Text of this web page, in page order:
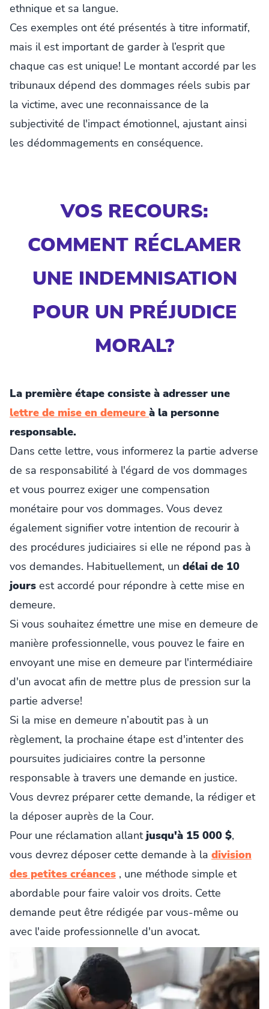
ethnique et sa langue.
Ces exemples ont été présentés à titre informatif,
mais il est important de garder à l’esprit que
chaque cas est unique! Le montant accordé par les
tribunaux dépend des dommages réels subis par
la victime, avec une reconnaissance de la
subjectivité de l'impact émotionnel, ajustant ainsi
les dédommagements en conséquence.
VOS RECOURS:
COMMENT RÉCLAMER
UNE INDEMNISATION
POUR UN PRÉJUDICE
MORAL?
La première étape consiste à adresser une
lettre de mise en demeure à la personne
responsable.
Dans cette lettre, vous informerez la partie adverse
de sa responsabilité à l'égard de vos dommages
et vous pourrez exiger une compensation
monétaire pour vos dommages. Vous devez
également signifier votre intention de recourir à
des procédures judiciaires si elle ne répond pas à
vos demandes. Habituellement, un délai de 10
jours est accordé pour répondre à cette mise en
demeure.
Si vous souhaitez émettre une mise en demeure de
manière professionnelle, vous pouvez le faire en
envoyant une mise en demeure par l'intermédiaire
d'un avocat afin de mettre plus de pression sur la
partie adverse!
Si la mise en demeure n’aboutit pas à un
règlement, la prochaine étape est d'intenter des
poursuites judiciaires contre la personne
responsable à travers une demande en justice.
Vous devrez préparer cette demande, la rédiger et
la déposer auprès de la Cour.
Pour une réclamation allantjusqu'à 15 000 $,
vous devrez déposer cette demande à la division
des petites créances , une méthode simple et
abordable pour faire valoir vos droits. Cette
demande peut être rédigée par vous-même ou
avec l'aide professionnelle d'un avocat.